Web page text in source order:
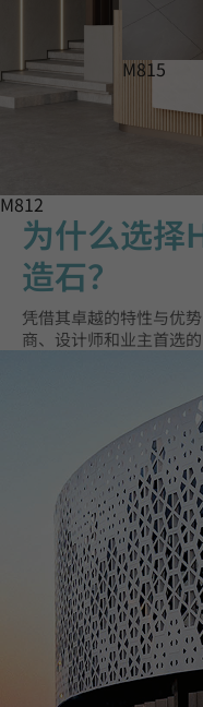
M812
M815
为什么选择
造石？
凭借其卓越的特性与优
商、设计师和业主首选的